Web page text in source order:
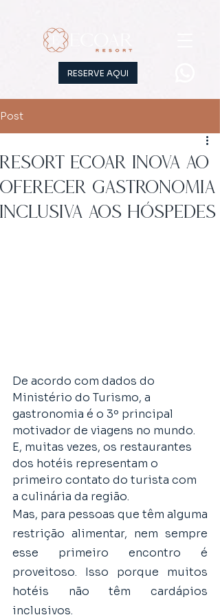
RESERVE AQUI
Post
Resort Ecoar inova ao
oferecer gastronomia
inclusiva aos hóspedes
De acordo com dados do
Ministério do Turismo, a
gastronomia é o 3º principal
motivador de viagens no mundo.
E, muitas vezes, os restaurantes
dos hotéis representam o
primeiro contato do turista com
a culinária da região.
Mas, para pessoas que têm alguma
restrição alimentar, nem sempre
esse primeiro encontro é
proveitoso. Isso porque muitos
hotéis não têm cardápios
inclusivos.